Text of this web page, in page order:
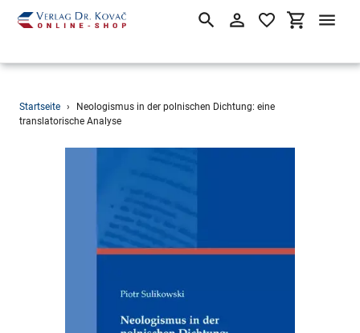
Direkt
zum
SuchenEinloggen
Startseite ›
Neologismus in der polnischen Dichtung: eine
translatorische Analyse